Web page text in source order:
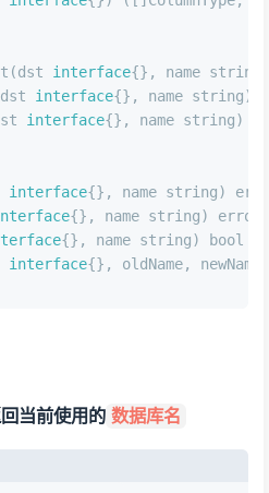
interface{}, name string
interface{}, name string)
interface{}, name string)
interface{}, name string)
{}, name string) error
{}, name string)
bool
interface{}, oldName, newName
当前使用的 数据库名